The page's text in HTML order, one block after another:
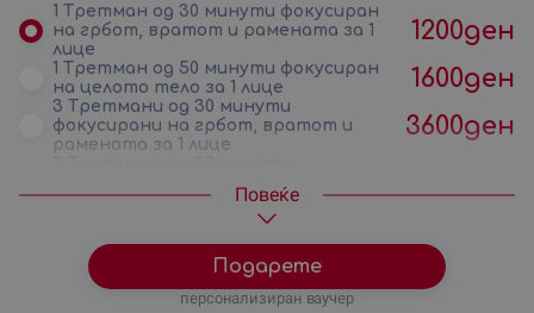
1 Третман од 30 минути фокусиран
на грбот, вратот и рамената за 1
лице
1200ден
1 Третман од 50 минути фокусиран
на целото тело за 1 лице
1600ден
3 Третмани од 30 минути
фокусирани на грбот, вратот и
рамената за 1 лице
3600ден
фокусирани на целото тело за 1
лице
5 Третмани од 30 минути
фокусирани на грбот, вратот и
рамената за 1 лице
6000
5 Третмани од 50 минути
фокусирани на целото тело за 1
8000
Повеќе
Подарете
персонализиран ваучер